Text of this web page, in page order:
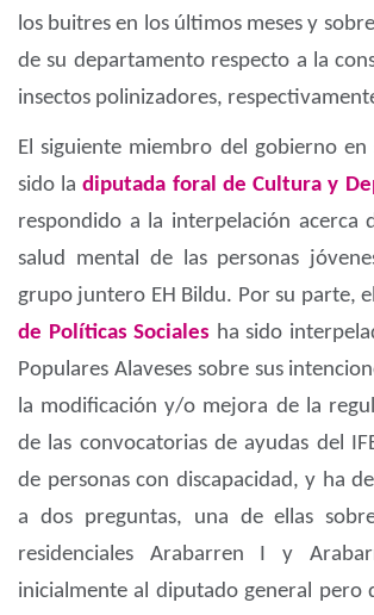
los buitres en los últimos meses y
de su departamento respecto a la
insectos polinizadores,
El siguiente miembro del gobierno
sido ladiputada foral de Cultura y
respondido a la interpelación acerca
salud mental de las personas
grupo juntero EH Bildu. Por su parte, el
de Políticas Sociales ha sido
Populares Alaveses sobre sus
la modificación y/o mejora de la
de las convocatorias de ayudas del
de personas con discapacidad, y ha
a dos preguntas, una de ellas
residenciales Arabarren I y
inicialmente al diputado general pero